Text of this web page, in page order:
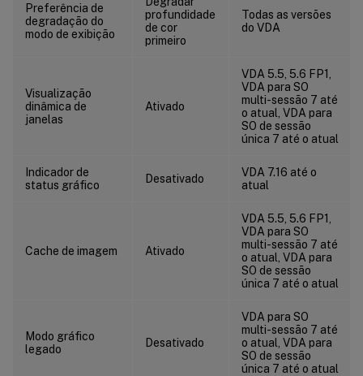
Preferência de
degradação do
modo de exibição
profundidade
de cor
primeiro
Todas as versões
do VDA
Visualização
dinâmica de
janelas
Ativado
VDA 5.5, 5.6 FP1,
VDA para SO
multi-sessão 7 até
o atual, VDA para
SO de sessão
única 7 até o atual
Indicador de
status gráfico
Desativado
VDA 7.16 até o
atual
Cache de imagem Ativado
VDA 5.5, 5.6 FP1,
VDA para SO
multi-sessão 7 até
o atual, VDA para
SO de sessão
única 7 até o atual
Modo gráfico
legado
Desativado
VDA para SO
multi-sessão 7 até
o atual, VDA para
SO de sessão
única 7 até o atual